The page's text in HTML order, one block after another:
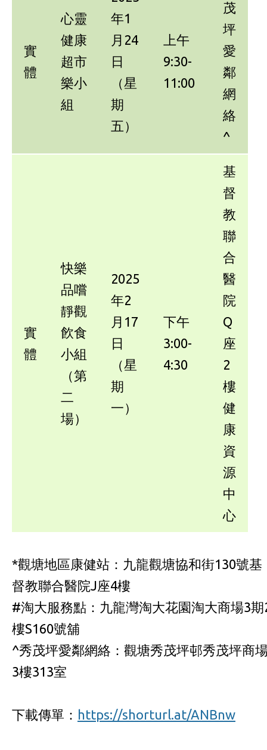
實
體
心靈
健康
超市
樂小
組
年1
月24
日
（星
期
五）
上午
9:30-
11:00
茂
坪
愛
鄰
網
絡
^
實
體
快樂
品嚐
靜觀
飮食
小組
（第
二
場）
2025
年2
月17
日
（星
期
一）
下午
3:00-
4:30
基
督
教
聯
合
醫
院
Q
座
2
樓
健
康
資
源
中
心
*觀塘地區康健站：九龍觀塘協和街130號基
督教聯合醫院J座4樓
#淘大服務點：九龍灣淘大花園淘大商場3期
樓S160號舖
^秀茂坪愛鄰網絡：觀塘秀茂坪邨秀茂坪商
3樓313室
下載傳單： https://shorturl.at/ANBnw